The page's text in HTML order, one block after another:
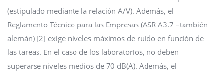
(estipulado mediante la relación A/V). Además, el
Reglamento Técnico para las Empresas (ASR A3.7 –también
alemán) [2] exige niveles máximos de ruido en función de
las tareas. En el caso de los laboratorios, no deben
superarse niveles medios de 70 dB(A). Además, el